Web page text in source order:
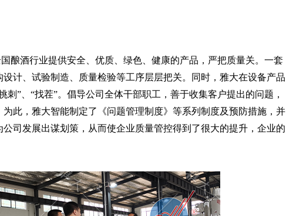
酿酒行业提供安全、优质、绿色、健康的产品，严把质量关。一套
计、试验制造、质量检验等工序层层把关。同时，雅大在设备产品
刺”、“找茬”。倡导公司全体干部职工，善于收集客户提出的问题，
此，雅大智能制定了《问题管理制度》等系列制度及预防措施，并
司发展出谋划策，从而使企业质量管控得到了很大的提升，企业的